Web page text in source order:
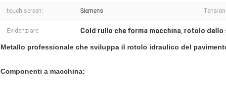
touch screen: Siemens
Evidenziare: Cold rullo che forma macchina, rotolo dello
Metallo professionale che sviluppa il rotolo idraulico del
Componenti a macchina: